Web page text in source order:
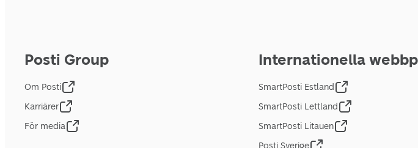
Posti Group
Om Posti
Karriärer
För media
Internationella
SmartPosti Estland
SmartPosti Lettland
SmartPosti Litauen
Posti Sverige